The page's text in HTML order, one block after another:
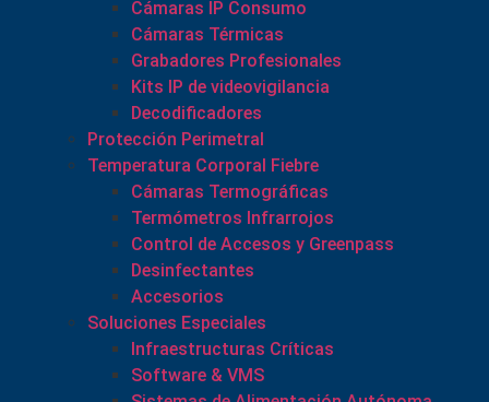
Cámaras IP Consumo
Cámaras Térmicas
Grabadores Profesionales
Kits IP de videovigilancia
Decodificadores
Protección Perimetral
Temperatura Corporal Fiebre
Cámaras Termográficas
Termómetros Infrarrojos
Control de Accesos y Greenpass
Desinfectantes
Accesorios
Soluciones Especiales
Infraestructuras Críticas
Software & VMS